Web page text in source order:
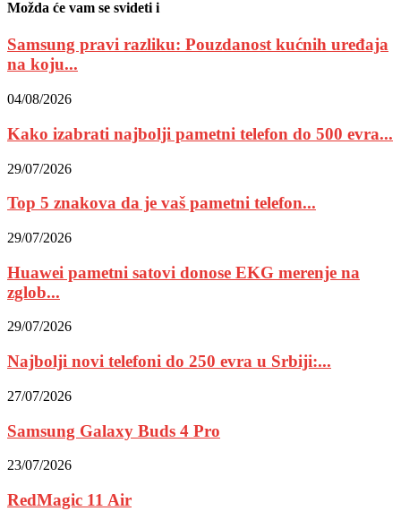
Možda će vam se svideti i
Samsung pravi razliku: Pouzdanost kućnih uređaja
na koju...
04/08/2026
Kako izabrati najbolji pametni telefon do 500 evra...
29/07/2026
Top 5 znakova da je vaš pametni telefon...
29/07/2026
Huawei pametni satovi donose EKG merenje na
zglob...
29/07/2026
Najbolji novi telefoni do 250 evra u Srbiji:...
27/07/2026
Samsung Galaxy Buds 4 Pro
23/07/2026
RedMagic 11 Air